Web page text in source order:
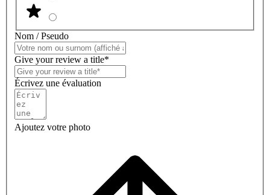
Nom / Pseudo
Give your review a title*
Écrivez une évaluation
Ajoutez votre photo